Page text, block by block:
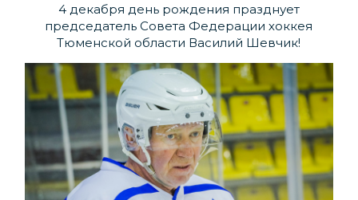
4 декабря день рождения празднует
председатель Совета Федерации хоккея
Тюменской области Василий Шевчик!